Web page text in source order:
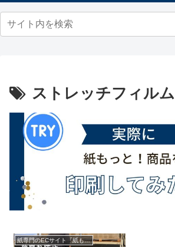
ストレッチフィルム
紙専門のECサイト『紙もっと！』の商品紹介！